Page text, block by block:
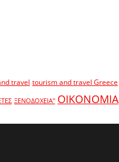
travel tourism and travel Greece
ΞΕΝΟΔΟΧΕΙΑ" ΟΙΚΟΝΟΜΙΑ